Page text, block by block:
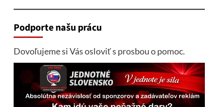
Podporte našu prácu
Dovoľujeme si Vás osloviť s prosbou o pomoc.